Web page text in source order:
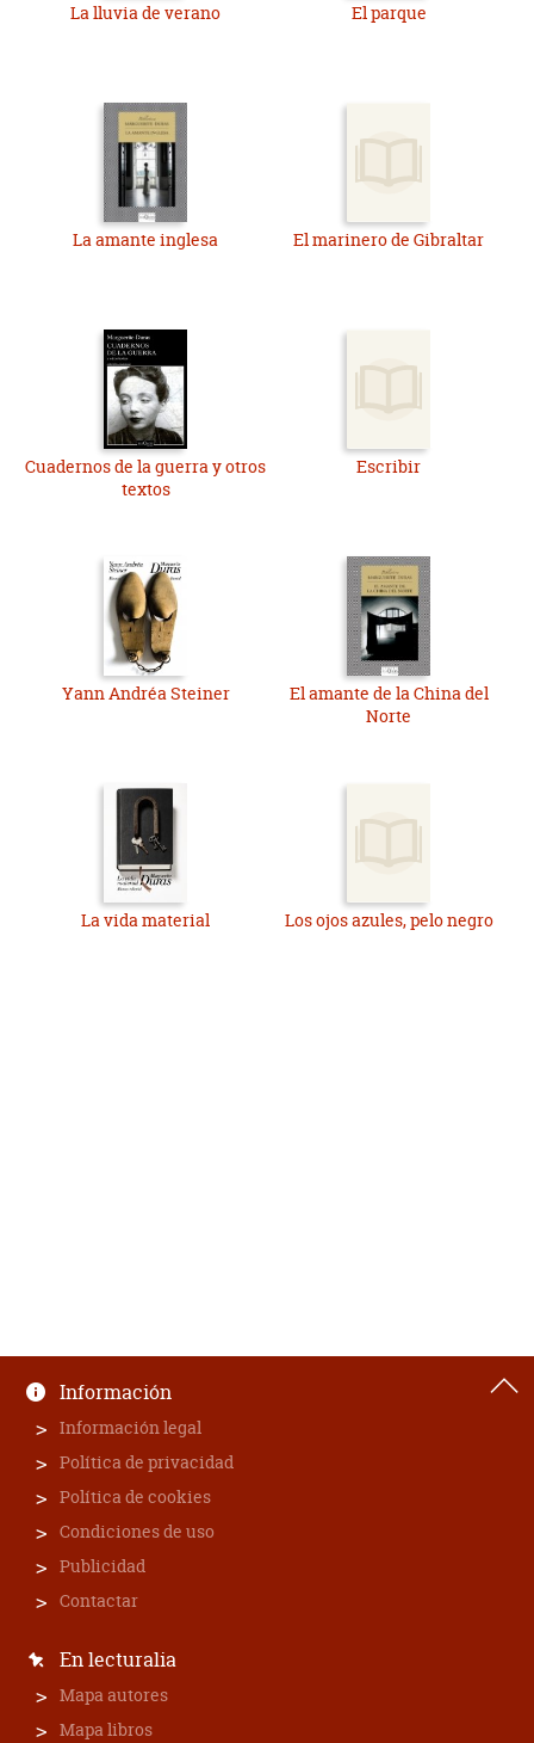
La lluvia de verano El parque
La amante inglesa El marinero de Gibraltar
Cuadernos de la guerra y otros
textos
Escribir
Yann Andréa Steiner
El amante de la China del
Norte
La vida material Los ojos azules, pelo negro
Información
Información legal
Política de privacidad
Política de cookies
Condiciones de uso
Publicidad
Contactar
En lecturalia
Mapa autores
Mapa libros